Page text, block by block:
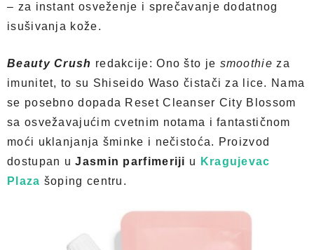
– za instant osveženje i sprečavanje dodatnog
isušivanja kože.
Beauty Crush redakcije: Ono što je smoothieza
imunitet, to su Shiseido Waso čistači za lice. Nama
se posebno dopada Reset Cleanser City Blossom
sa osvežavajućim cvetnim notama i fantastičnom
moći uklanjanja šminke i nečistoća. Proizvod
dostupan uJasmin parfimeriji u
Kragujevac
Plaza šoping centru.